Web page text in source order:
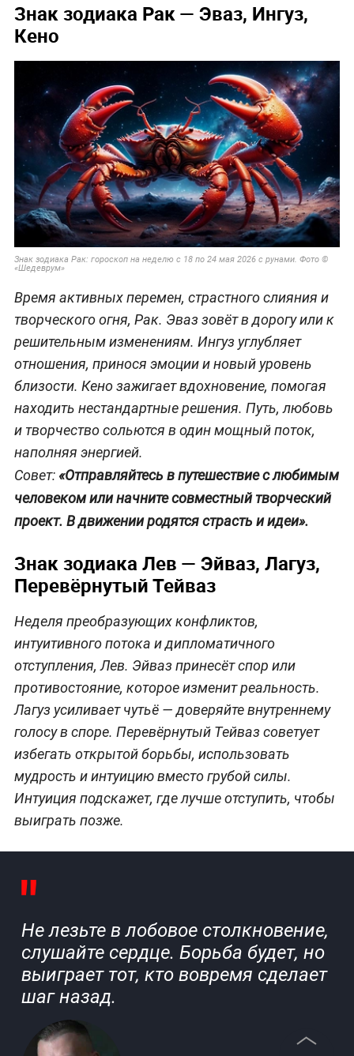
Знак зодиака Рак — Эваз, Ингуз,
Кено
Знак зодиака Рак: гороскоп на неделю с 18 по 24 мая 2026 с рунами. Фото ©
«Шедеврум»
Время активных перемен, страстного слияния и
творческого огня, Рак. Эваз зовёт в дорогу или к
решительным изменениям. Ингуз углубляет
отношения, принося эмоции и новый уровень
близости. Кено зажигает вдохновение, помогая
находить нестандартные решения. Путь, любовь
и творчество сольются в один мощный поток,
наполняя энергией.
Совет:«Отправляйтесь в путешествие с любимым
человеком или начните совместный творческий
проект. В движении родятся страсть и идеи».
Знак зодиака Лев — Эйваз, Лагуз,
Перевёрнутый Тейваз
Неделя преобразующих конфликтов,
интуитивного потока и дипломатичного
отступления, Лев. Эйваз принесёт спор или
противостояние, которое изменит реальность.
Лагуз усиливает чутьё — доверяйте внутреннему
голосу в споре. Перевёрнутый Тейваз советует
избегать открытой борьбы, использовать
мудрость и интуицию вместо грубой силы.
Интуиция подскажет, где лучше отступить, чтобы
выиграть позже.
Не лезьте в лобовое столкновение,
слушайте сердце. Борьба будет, но
выиграет тот, кто вовремя сделает
шаг назад.